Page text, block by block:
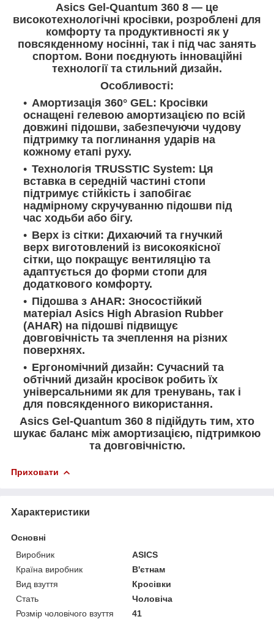
Asics Gel-Quantum 360 8 — це
високотехнологічні кросівки, розроблені для
комфорту та продуктивності як у
повсякденному носінні, так і під час занять
спортом. Вони поєднують інноваційні
технології та стильний дизайн.
Особливості:
Амортизація 360° GEL: Кросівки
оснащені гелевою амортизацією по всій
довжині підошви, забезпечуючи чудову
підтримку та поглинання ударів на
кожному етапі руху.
Технологія TRUSSTIC System: Ця
вставка в середній частині стопи
підтримує стійкість і запобігає
надмірному скручуванню підошви під
час ходьби або бігу.
Верх із сітки: Дихаючий та гнучкий
верх виготовлений із високоякісної
сітки, що покращує вентиляцію та
адаптується до форми стопи для
додаткового комфорту.
Підошва з AHAR: Зносостійкий
матеріал Asics High Abrasion Rubber
(AHAR) на підошві підвищує
довговічність та зчеплення на різних
поверхнях.
Ергономічний дизайн: Сучасний та
обтічний дизайн кросівок робить їх
універсальними як для тренувань, так і
для повсякденного використання.
Asics Gel-Quantum 360 8 підійдуть тим, хто
шукає баланс між амортизацією, підтримкою
та довговічністю.
Приховати
Характеристики
Основні
Виробник
ASICS
Країна виробник
В'єтнам
Вид взуття
Кросівки
Стать
Чоловіча
Розмір чоловічого взуття
41